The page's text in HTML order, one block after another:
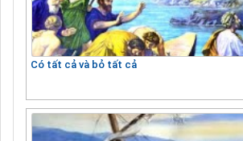
Có tất cả và bỏ tất cả